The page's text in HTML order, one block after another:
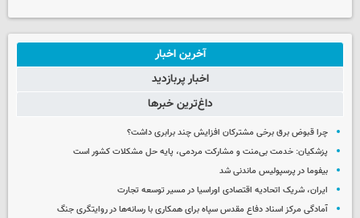
آخرین اخبار
اخبار پربازدید
داغ‌ترین خبرها
چرا قبوض برق برخی مشترکان افزایش چند برابری داشت؟
پزشکیان: خدمت بی‌منت و مشارکت مردمی، پایه حل مشکلات کشور است
بیفوما در پرسپولیس ماندنی شد
ایران، شریک اتحادیه اقتصادی اوراسیا در مسیر توسعه تجارت
آمادگی مرکز اسناد دفاع مقدس سپاه برای همکاری با رسانه‌ها در روایتگری جنگ